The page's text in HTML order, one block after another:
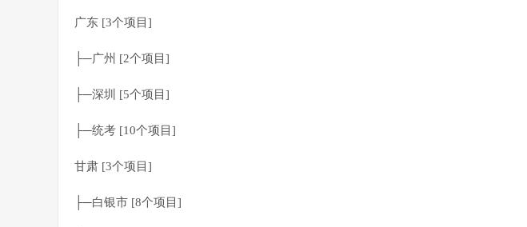
广东 [3个项目]
├─广州 [2个项目]
├─深圳 [5个项目]
├─统考 [10个项目]
甘肃 [3个项目]
├─白银市 [8个项目]